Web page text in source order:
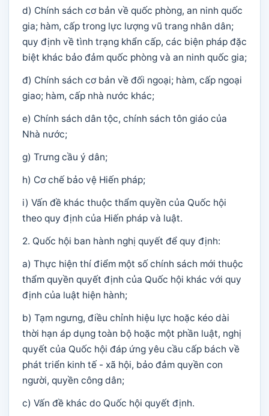
d) Chính sách cơ bản về quốc phòng, an ninh quốc
gia; hàm, cấp trong lực lượng vũ trang nhân dân;
quy định về tình trạng khẩn cấp, các biện pháp đặc
biệt khác bảo đảm quốc phòng và an ninh quốc gia;
đ) Chính sách cơ bản về đối ngoại; hàm, cấp ngoại
giao; hàm, cấp nhà nước khác;
e) Chính sách dân tộc, chính sách tôn giáo của
Nhà nước;
g) Trưng cầu ý dân;
h) Cơ chế bảo vệ Hiến pháp;
i) Vấn đề khác thuộc thẩm quyền của Quốc hội
theo quy định của Hiến pháp và luật.
2. Quốc hội ban hành nghị quyết để quy định:
a) Thực hiện thí điểm một số chính sách mới thuộc
thẩm quyền quyết định của Quốc hội khác với quy
định của luật hiện hành;
b) Tạm ngưng, điều chỉnh hiệu lực hoặc kéo dài
thời hạn áp dụng toàn bộ hoặc một phần luật, nghị
quyết của Quốc hội đáp ứng yêu cầu cấp bách về
phát triển kinh tế - xã hội, bảo đảm quyền con
người, quyền công dân;
c) Vấn đề khác do Quốc hội quyết định.